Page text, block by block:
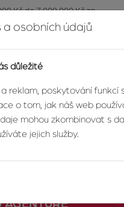
Kč do 7 000 000 Kč za
AGENTUŘE
osobních údajů
důležité
reklam, poskytování
o tom, jak náš web
mohou zkombinovat s
jejich služby.